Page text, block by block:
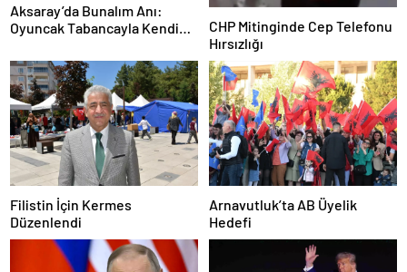
Aksaray’da Bunalım Anı:
Oyuncak Tabancayla Kendine
CHP Mitinginde Cep Telefonu
Hırsızlığı
Filistin İçin Kermes
Düzenlendi
Arnavutluk’ta AB Üyelik
Hedefi